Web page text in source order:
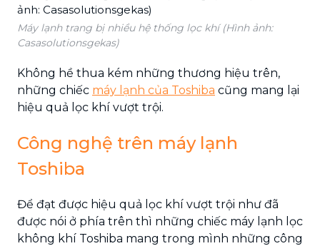
Máy lạnh trang bị nhiều hệ thống lọc khí (Hình ảnh:
Casasolutionsgekas)
Không hề thua kém những thương hiệu trên,
những chiếc máy lạnh của Toshiba cũng mang lại
hiệu quả lọc khí vượt trội.
Công nghệ trên máy lạnh
Toshiba
Để đạt được hiệu quả lọc khí vượt trội như đã
được nói ở phía trên thì những chiếc máy lạnh lọc
không khí Toshiba mang trong mình những công